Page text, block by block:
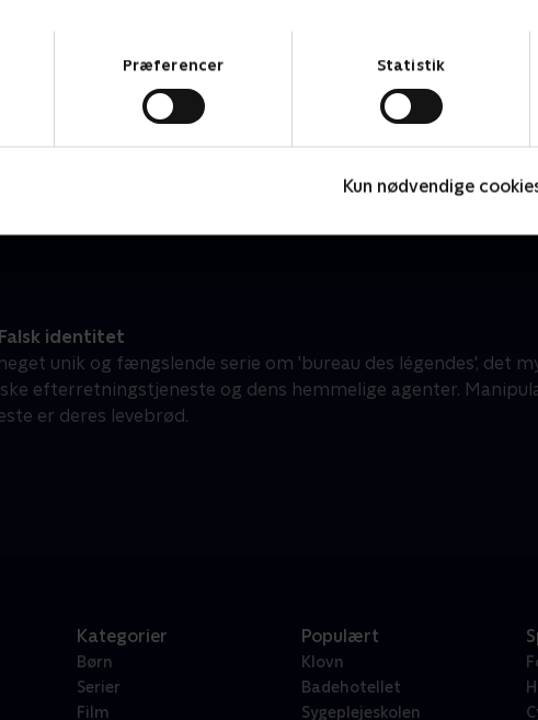
Præferencer Statistik
Kun nødvendige
identitet
unik og fængslende serie om 'bureau des légendes', det
efterretningstjeneste og dens hemmelige agenter.
er deres levebrød.
Kategorier
Børn
Serier
Film
Populært
Klovn
Badehotellet
Sygeplejeskolen